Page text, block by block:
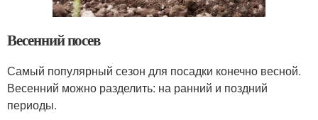
Весенний посев
Самый популярный сезон для посадки конечно весной.
Весенний можно разделить: на ранний и поздний
периоды.